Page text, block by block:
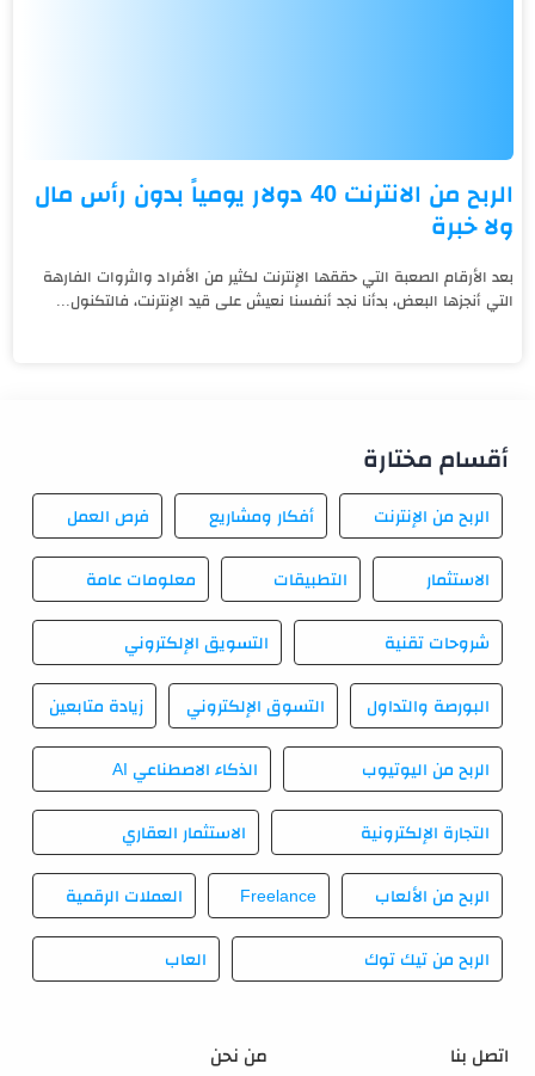
الربح من الانترنت 40 دولار يومياً بدون رأس مال
ولا خبرة
بعد الأرقام الصعبة التي حققها الإنترنت لكثير من الأفراد والثروات الفارهة
التي أنجزها البعض، بدأنا نجد أنفسنا نعيش على قيد الإنترنت، فالتكنول...
اتصل بنا من نحن
أقسام مختارة
الربح من الإنترنت أفكار ومشاريع فرص العمل
الاستثمار التطبيقات معلومات عامة
شروحات تقنية التسويق الإلكتروني
البورصة والتداول التسوق الإلكتروني زيادة متابعين
الربح من اليوتيوب الذكاء الاصطناعي AI
التجارة الإلكترونية الاستثمار العقاري
الربح من الألعاب Freelance العملات الرقمية
الربح من تيك توك العاب